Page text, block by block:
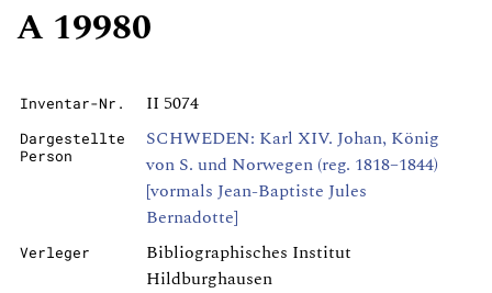
A 19980
Inventar-Nr. II 5074
Dargestellte
Person
SCHWEDEN: Karl XIV. Johan, König
von S. und Norwegen (reg. 1818–1844)
[vormals Jean-Baptiste Jules
Bernadotte]
Verleger
Bibliographisches Institut
Hildburghausen